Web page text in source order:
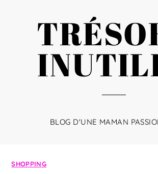
BLOG D'UNE MAMAN
SHOPPING